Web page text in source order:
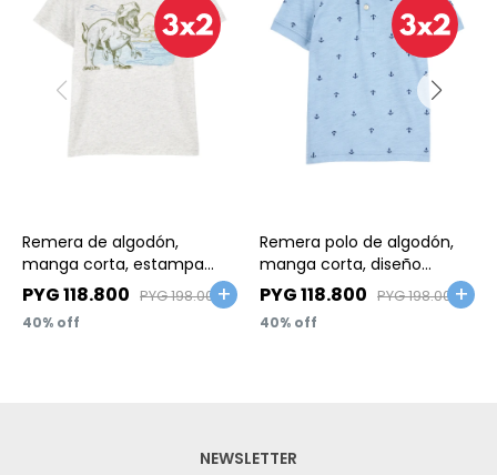
Remera de algodón,
manga corta, estampa
dino
PYG118.800 PYG198.000
40
Remera polo de algodón,
manga corta, diseño
anclas
PYG118.800 PYG198.000
40
NEWSLETTER